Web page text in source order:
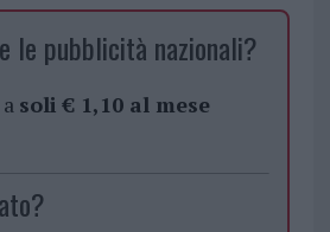
le pubblicità nazionali?
soli € 1,10 al mese